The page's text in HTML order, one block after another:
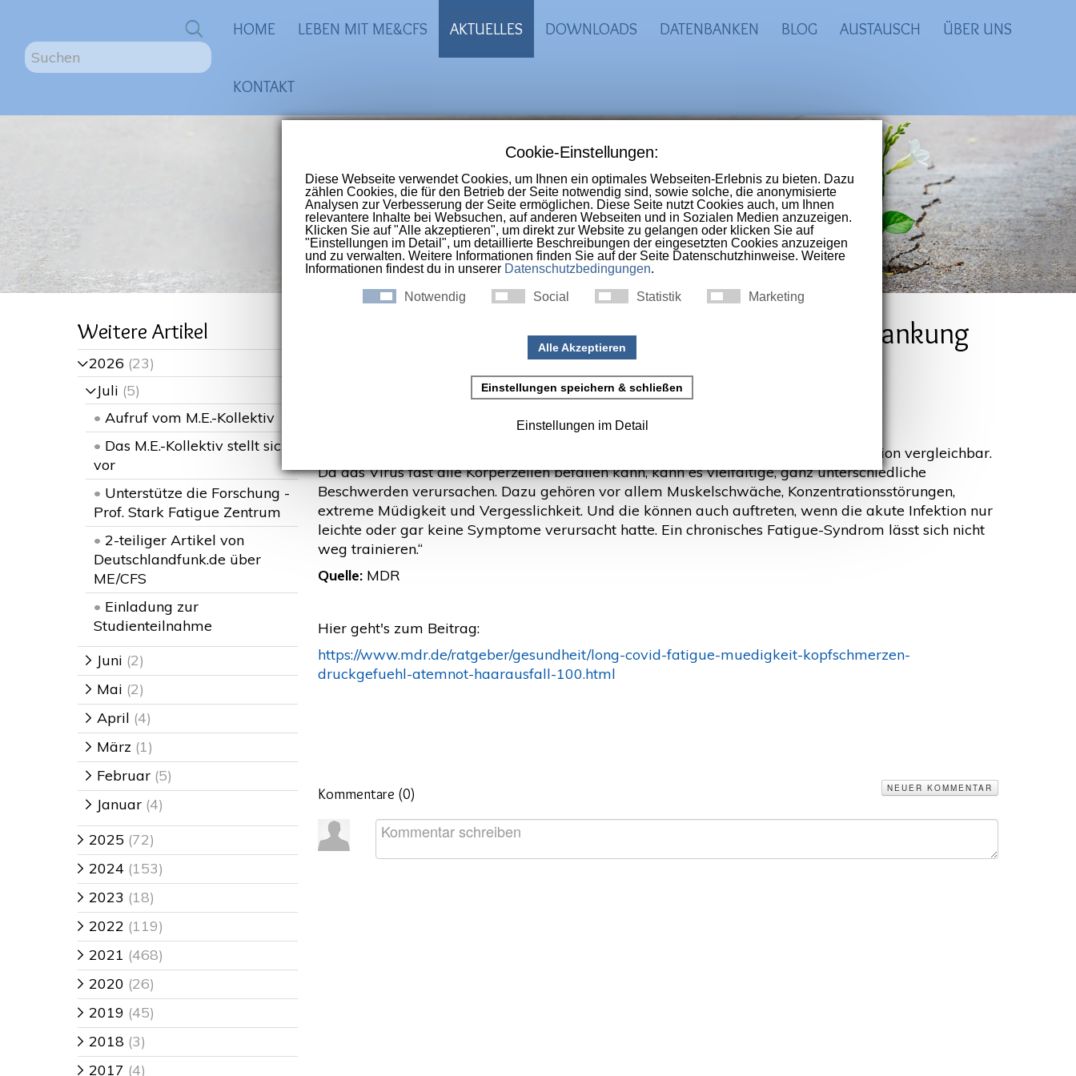
S
u
0 HOME LEBEN MIT ME&CFS AKTUELLES DOWNLOADS DATENBANKEN BLOG AUSTAUSCH ÜBER UNS
KONTAKT
ME-CFS Portal
Größte Online-Selbsthilfegruppe im deutschsprachigen Raum
für Menschen die anME, CFS, Long-Covid, Post-Covid und
Post-Vac-Syndromerkrankt sind.
Weitere Artikel
>2026 (23)
>Juli (5)
• Aufruf vom M.E.-Kollektiv
• Das M.E.-Kollektiv stellt sich
vor
• Unterstütze die Forschung -
Prof. Stark Fatigue Zentrum
• 2-teiliger Artikel von
Deutschlandfunk.de über
ME/CFS
• Einladung zur
Studienteilnahme
> Juni (2)
> Mai (2)
> April (4)
> März (1)
> Februar (5)
> Januar (4)
> 2025 (72)
> 2024 (153)
> 2023 (18)
> 2022 (119)
> 2021 (468)
> 2020 (26)
> 2019 (45)
> 2018 (3)
> 2017 (4)
"Long Covid": Langzeitfolgen nach Corona-Erkrankung
„Für die Betroffenen ist das Leben nach Covid-19 nicht mit dem Leben vor der Infektion vergleichbar.
Da das Virus fast alle Körperzellen befallen kann, kann es vielfältige, ganz unterschiedliche
Beschwerden verursachen. Dazu gehören vor allem Muskelschwäche, Konzentrationsstörungen,
extreme Müdigkeit und Vergesslichkeit. Und die können auch auftreten, wenn die akute Infektion nur
leichte oder gar keine Symptome verursacht hatte. Ein chronisches Fatigue-Syndrom lässt sich nicht
weg trainieren.“
Quelle: MDR
Hier geht's zum Beitrag:
https://www.mdr.de/ratgeber/gesundheit/long-covid-fatigue-muedigkeit-kopfschmerzen-
druckgefuehl-atemnot-haarausfall-100.html
Kommentare (0) NEUER KOMMENTAR